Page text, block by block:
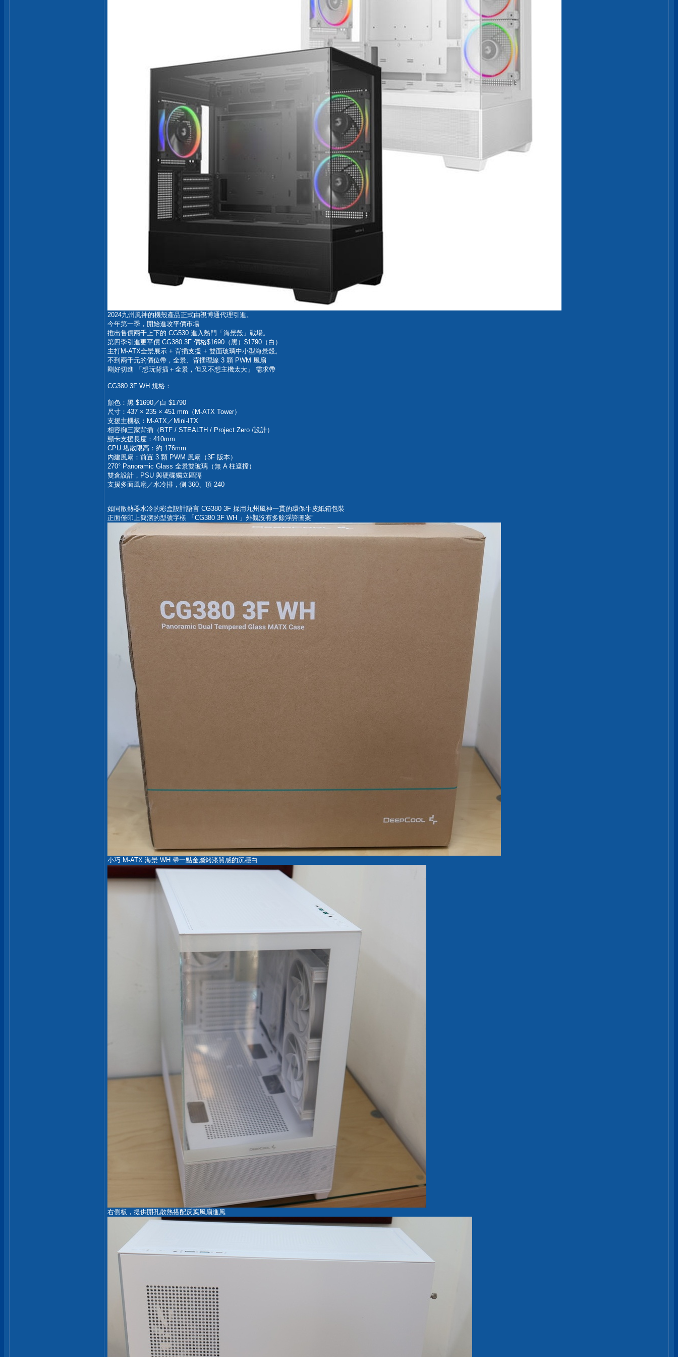
2024九州風神的機殼產品正式由視博通代理引進。
今年第一季，開始進攻平價市場
推出售價兩千上下的 CG530 進入熱門「海景殼」戰場。
第四季引進更平價 CG380 3F 價格$1690（黑）$1790（白）
主打M-ATX全景展示 + 背插支援 + 雙面玻璃中小型海景殼。
不到兩千元的價位帶，全景、背插理線 3 顆 PWM 風扇
剛好切進 「想玩背插＋全景，但又不想主機太大」 需求帶
CG380 3F WH 規格：
顏色：黑 $1690／白 $1790
尺寸：437 × 235 × 451 mm（M-ATX Tower）
支援主機板：M-ATX／Mini-ITX
相容御三家背插（BTF / STEALTH / Project Zero /設計）
顯卡支援長度：410mm
CPU 塔散限高：約 176mm
內建風扇：前置 3 顆 PWM 風扇（3F 版本）
270° Panoramic Glass 全景雙玻璃（無 A 柱遮擋）
雙倉設計，PSU 與硬碟獨立區隔
支援多面風扇／水冷排，側 360、頂 240
如同散熱器水冷的彩盒設計語言 CG380 3F 採用九州風神一貫的環保牛皮紙箱包裝
正面僅印上簡潔的型號字樣 「CG380 3F WH 」外觀沒有多餘浮誇圖案”
小巧 M-ATX 海景 WH 帶一點金屬烤漆質感的沉穩白
右側板，提供開孔散熱搭配反葉風扇進風